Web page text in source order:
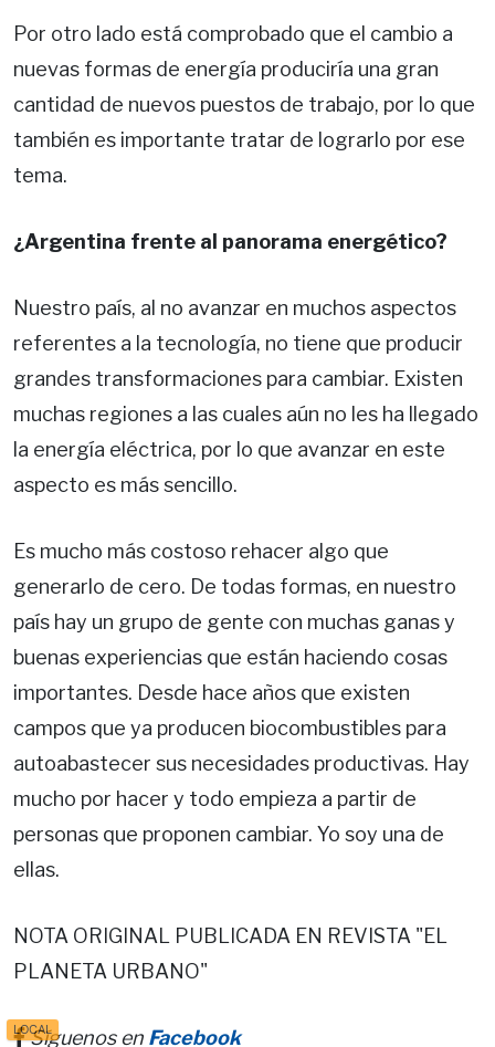
Por otro lado está comprobado que el cambio a
nuevas formas de energía produciría una gran
cantidad de nuevos puestos de trabajo, por lo que
también es importante tratar de lograrlo por ese
tema.
¿Argentina frente al panorama energético?
Nuestro país, al no avanzar en muchos aspectos
referentes a la tecnología, no tiene que producir
grandes transformaciones para cambiar. Existen
muchas regiones a las cuales aún no les ha llegado
la energía eléctrica, por lo que avanzar en este
aspecto es más sencillo.
Es mucho más costoso rehacer algo que
generarlo de cero. De todas formas, en nuestro
país hay un grupo de gente con muchas ganas y
buenas experiencias que están haciendo cosas
importantes. Desde hace años que existen
campos que ya producen biocombustibles para
autoabastecer sus necesidades productivas. Hay
mucho por hacer y todo empieza a partir de
personas que proponen cambiar. Yo soy una de
ellas.
NOTA ORIGINAL PUBLICADA EN REVISTA "EL
PLANETA URBANO"
Síguenos en Facebook
LOCAL